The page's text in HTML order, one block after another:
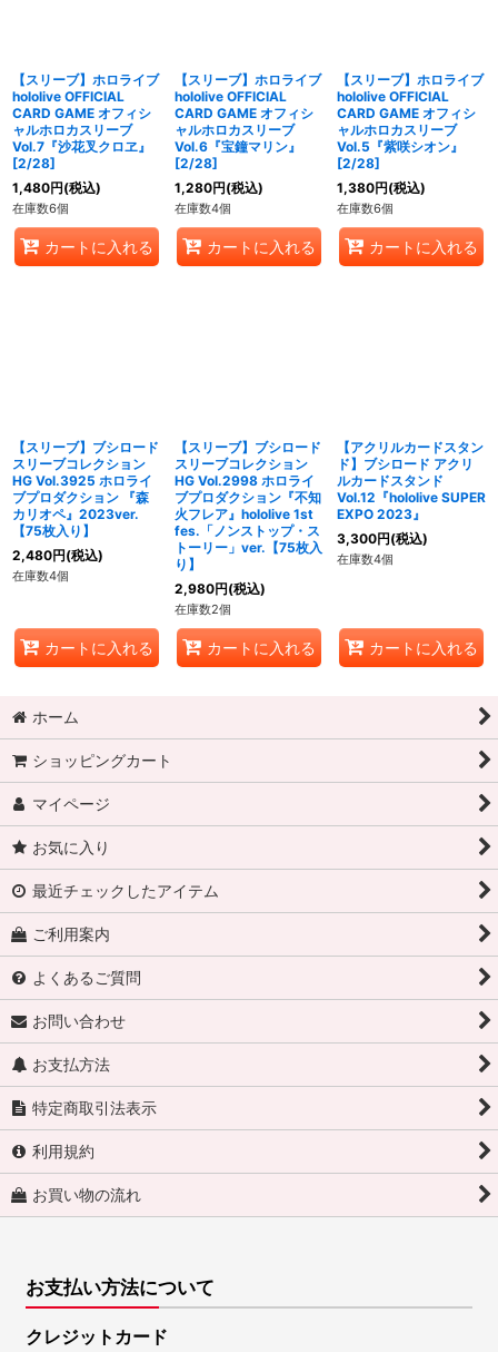
【スリーブ】ホロライブ
hololive OFFICIAL
CARD GAME オフィシ
ャルホロカスリーブ
Vol.7『沙花叉クロヱ』
[2/28]
1,480円(税込)
在庫数6個
カートに入れる
【スリーブ】ホロライブ
hololive OFFICIAL
CARD GAME オフィシ
ャルホロカスリーブ
Vol.6『宝鐘マリン』
[2/28]
1,280円(税込)
在庫数4個
カートに入れる
【スリーブ】ホロライブ
hololive OFFICIAL
CARD GAME オフィシ
ャルホロカスリーブ
Vol.5『紫咲シオン』
[2/28]
1,380円(税込)
在庫数6個
カートに入れる
【スリーブ】ブシロード
スリーブコレクション
HG Vol.3925 ホロライ
ブプロダクション 『森
カリオペ』2023ver.
【75枚入り】
2,480円(税込)
在庫数4個
カートに入れる
【スリーブ】ブシロード
スリーブコレクション
HG Vol.2998 ホロライ
ブプロダクション『不知
火フレア』hololive 1st
fes.「ノンストップ・ス
トーリー」ver.【75枚入
り】
2,980円(税込)
在庫数2個
カートに入れる
【アクリルカードスタン
ド】ブシロード アクリ
ルカードスタンド
Vol.12『hololive SUPER
EXPO 2023』
3,300円(税込)
在庫数4個
カートに入れる
ホーム
ショッピングカート
マイページ
お気に入り
最近チェックしたアイテム
ご利用案内
よくあるご質問
お問い合わせ
お支払方法
特定商取引法表示
利用規約
お買い物の流れ
お支払い方法について
クレジットカード